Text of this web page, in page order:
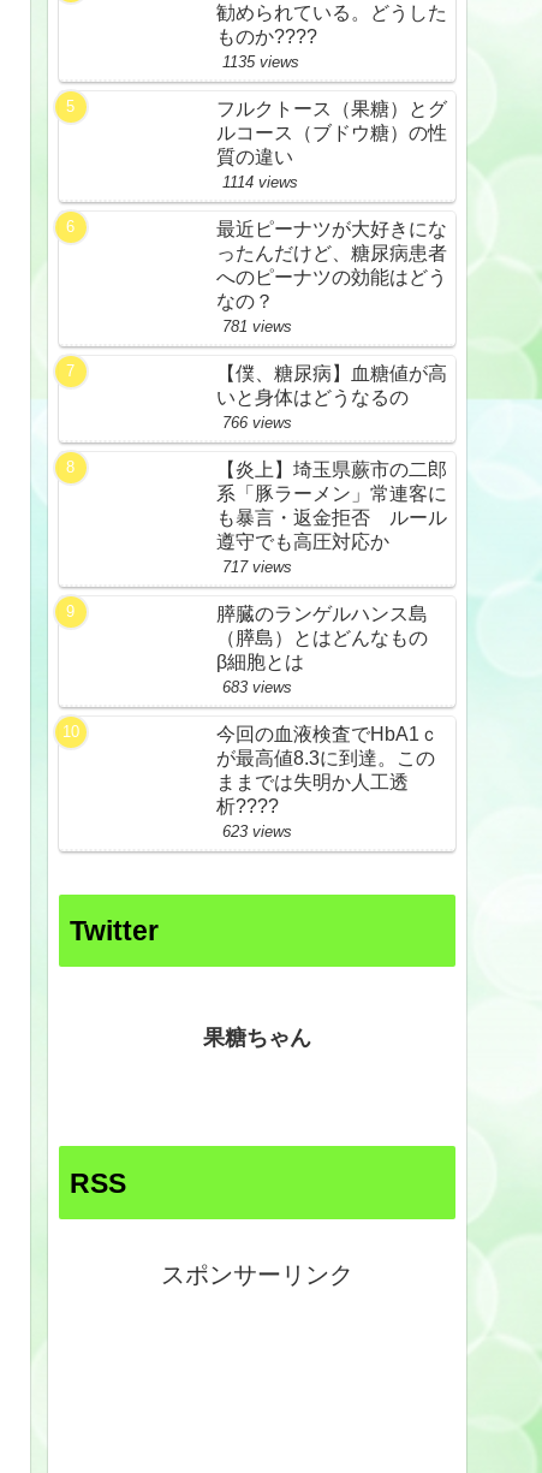
勧められている。どうした
ものか????
1135 views
フルクトース（果糖）とグ
ルコース（ブドウ糖）の性
質の違い
1114 views
最近ピーナツが大好きにな
ったんだけど、糖尿病患者
へのピーナツの効能はどう
なの？
781 views
【僕、糖尿病】血糖値が高
いと身体はどうなるの
766 views
【炎上】埼玉県蕨市の二郎
系「豚ラーメン」常連客に
も暴言・返金拒否 ルール
遵守でも高圧対応か
717 views
膵臓のランゲルハンス島
（膵島）とはどんなもの
β細胞とは
683 views
今回の血液検査でHbA1ｃ
が最高値8.3に到達。この
ままでは失明か人工透
析????
623 views
Twitter
果糖ちゃん
RSS
スポンサーリンク